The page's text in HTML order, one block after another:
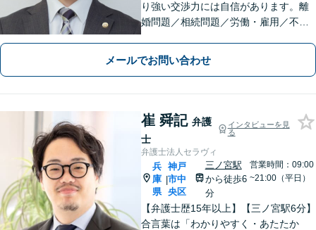
り強い交渉力には自信があります。離
婚問題／相続問題／労働・雇用／不動
り添い、丁寧かつスピーディーな解決
を目指します！
メールでお問い合わせ
崔 舜記 弁護
士
インタビューを見
る
弁護士法人セラヴィ
兵
庫
県
|
神戸
市中
央区
三ノ宮駅
から徒歩6
分
営業時間：09:00
~21:00（平日）
【弁護士歴15年以上】【三ノ宮駅6分】
合言葉は「わかりやすく・あたたか